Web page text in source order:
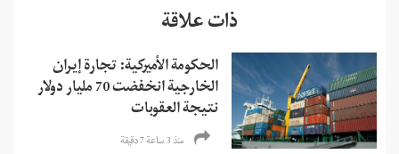
ذات علاقة
الحكومة الأميركية: تجارة إيران
الخارجية انخفضت 70 مليار دولار
نتيجة العقوبات
منذ 3 ساعة 7 دقیقة